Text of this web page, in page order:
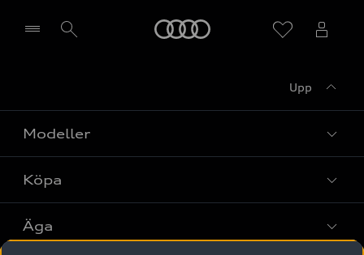
Upp
Modeller
Alla modeller
Elbilar
Köpa
Privaterbjudanden
Äga